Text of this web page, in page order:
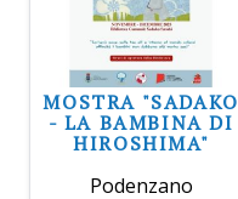
MOSTRA "SADAKO
- LA BAMBINA DI
HIROSHIMA"
Podenzano